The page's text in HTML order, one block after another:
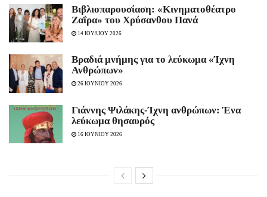
Βιβλιοπαρουσίαση: «Κινηματοθέατρο
Ζαΐρα» του Χρύσανθου Πανά
14 ΙΟΥΛΙΟΥ 2026
Bραδιά μνήμης για το λεύκωμα «Ίχνη
Ανθρώπων»
26 ΙΟΥΝΙΟΥ 2026
Γιάννης Ψιλάκης-Ίχνη ανθρώπων: Ένα
λεύκωμα θησαυρός
16 ΙΟΥΝΙΟΥ 2026